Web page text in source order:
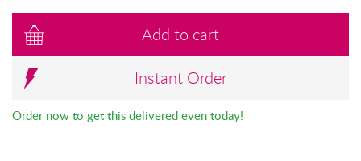
Add to cart
Instant Order
Order now to get this delivered even today!